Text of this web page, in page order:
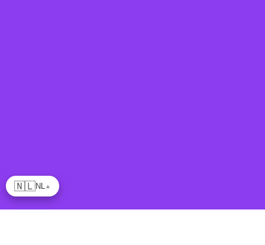
🇳🇱NL▲